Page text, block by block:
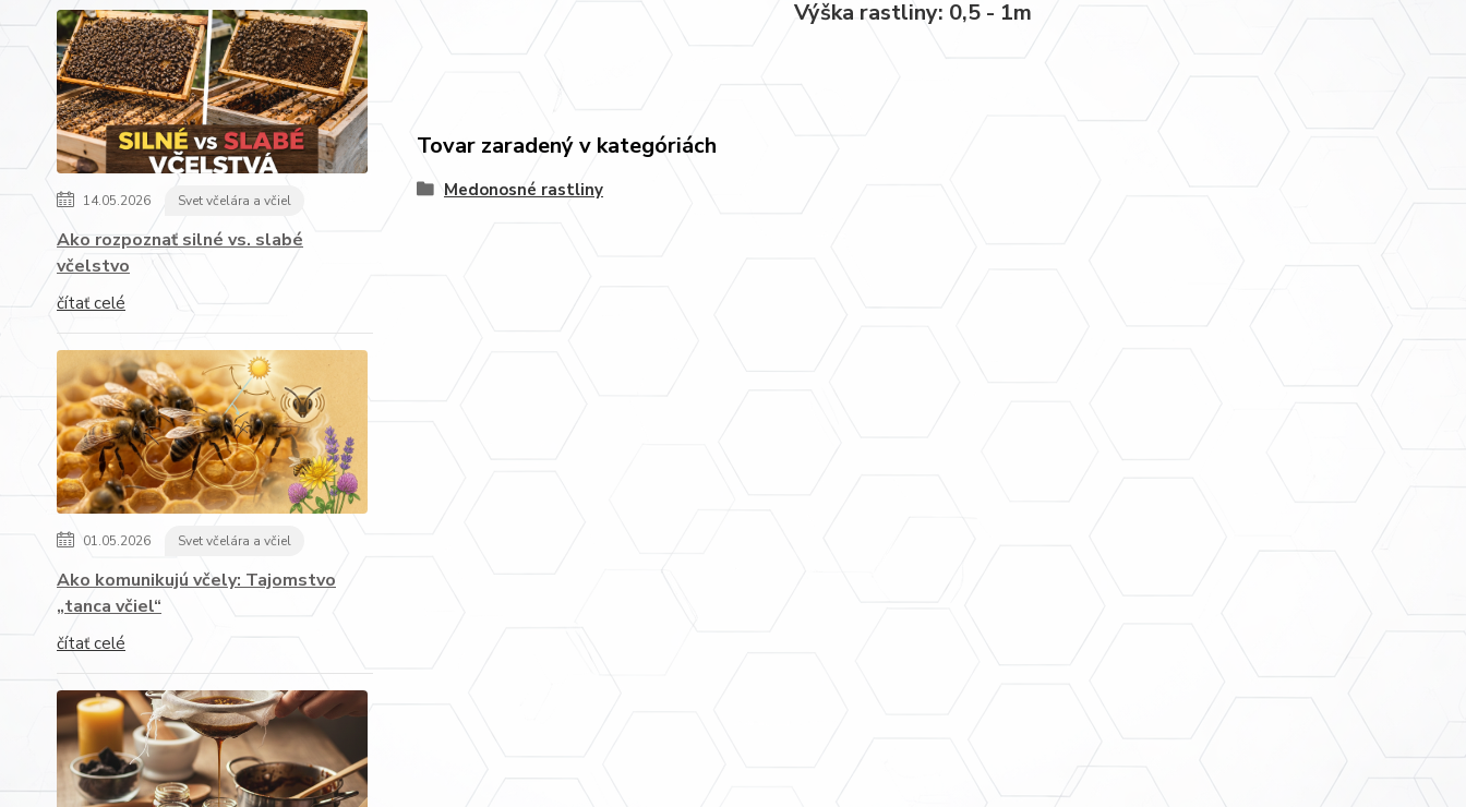
14.05.2026 Svet včelára a včiel
Ako rozpoznať silné vs. slabé
včelstvo
čítať celé
01.05.2026 Svet včelára a včiel
Ako komunikujú včely: Tajomstvo
„tanca včiel“
čítať celé
Výška rastliny: 0,5 - 1m
Tovar zaradený v kategóriách
Medonosné rastliny